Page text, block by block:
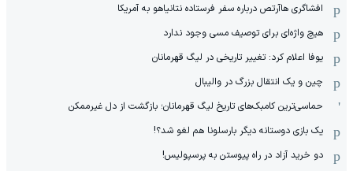
افشاگری هاآرتص درباره سفر فرستاده نتانیاهو به آمریکا
هیچ واژه‌ای برای توصیف مسی وجود ندارد
یوفا اعلام کرد: تغییر تاریخی در لیگ قهرمانان
چین و یک انتقال بزرگ در والیبال
حماسی‌ترین کامبک‌های تاریخ لیگ قهرمانان؛ بازگشت از دل غیرممکن
یک بازی دوستانه دیگر بارسلونا هم لغو شد؟!
دو خرید آزاد در راه پیوستن به پرسپولیس!